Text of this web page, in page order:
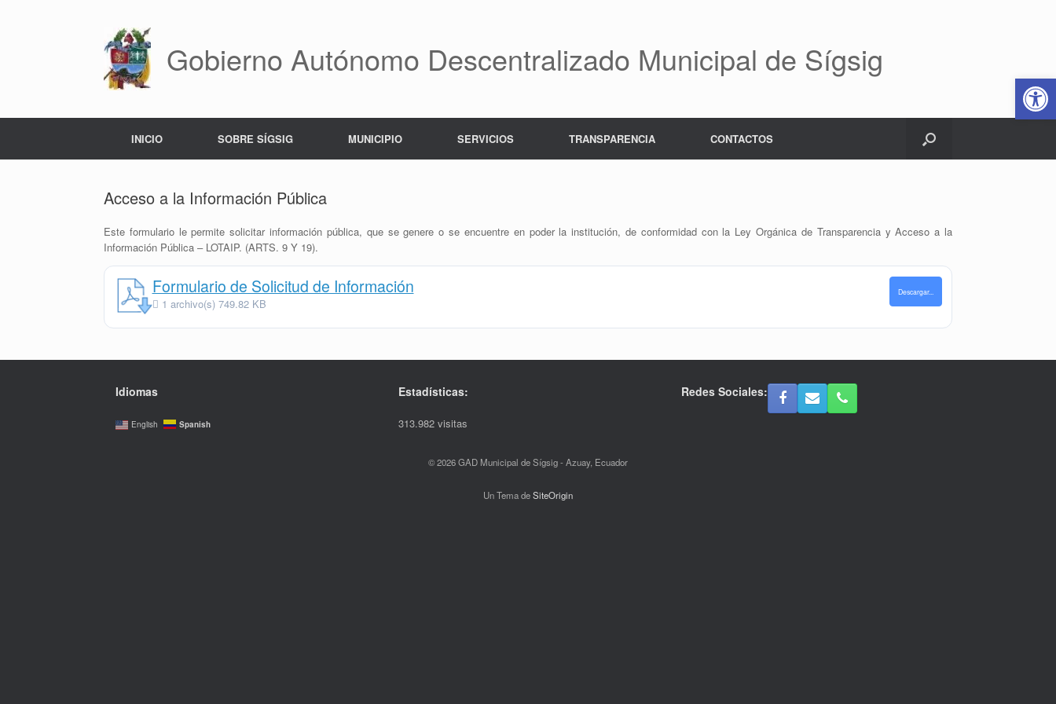
Abrir
Gobierno Autónomo Descentralizado Municipal de Sígsig
INICIO SOBRE SÍGSIG MUNICIPIO SERVICIOS TRANSPARENCIA CONTACTOS
Acceso a la Información Pública
Este formulario le permite solicitar información pública, que se genere o se encuentre en poder la institución, de conformidad con la Ley Orgánica de Transparencia y Acceso a la
Información Pública – LOTAIP. (ARTS. 9 Y 19).
Formulario de Solicitud de Información
1 archivo(s) 749.82 KB
Descargar...
Idiomas
English Spanish
Estadísticas:
313.982 visitas
Redes Sociales:
© 2026 GAD Municipal de Sígsig - Azuay, Ecuador
Un Tema deSiteOrigin